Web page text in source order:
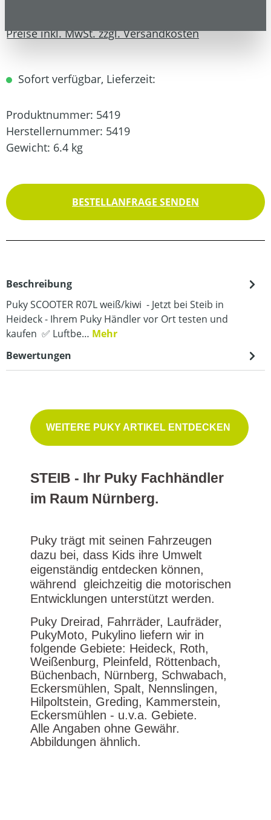
Preise inkl. MwSt. zzgl. Versandkosten
Sofort verfügbar, Lieferzeit:
Produktnummer: 5419
Herstellernummer: 5419
Gewicht: 6.4 kg
BESTELLANFRAGE SENDEN
Beschreibung
Puky SCOOTER R07L weiß/kiwi - Jetzt bei Steib in
Heideck - Ihrem Puky Händler vor Ort testen und
kaufen ✅ Luftbe… Mehr
Bewertungen
WEITERE PUKY ARTIKEL ENTDECKEN
STEIB - Ihr Puky Fachhändler
im Raum Nürnberg.
Puky trägt mit seinen Fahrzeugen
dazu bei, dass Kids ihre Umwelt
eigenständig entdecken können,
während gleichzeitig die motorischen
Entwicklungen unterstützt werden.
Puky Dreirad, Fahrräder, Laufräder,
PukyMoto, Pukylino liefern wir in
folgende Gebiete: Heideck, Roth,
Weißenburg, Pleinfeld, Röttenbach,
Büchenbach, Nürnberg, Schwabach,
Eckersmühlen, Spalt, Nennslingen,
Hilpoltstein, Greding, Kammerstein,
Eckersmühlen - u.v.a. Gebiete.
Alle Angaben ohne Gewähr.
Abbildungen ähnlich.